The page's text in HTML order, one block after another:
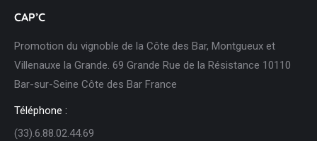
Téléphone :
(33).6.88.02.44.69
E-mail:
contact@cap-c.fr
Facebook
X
YouTubeInstagram